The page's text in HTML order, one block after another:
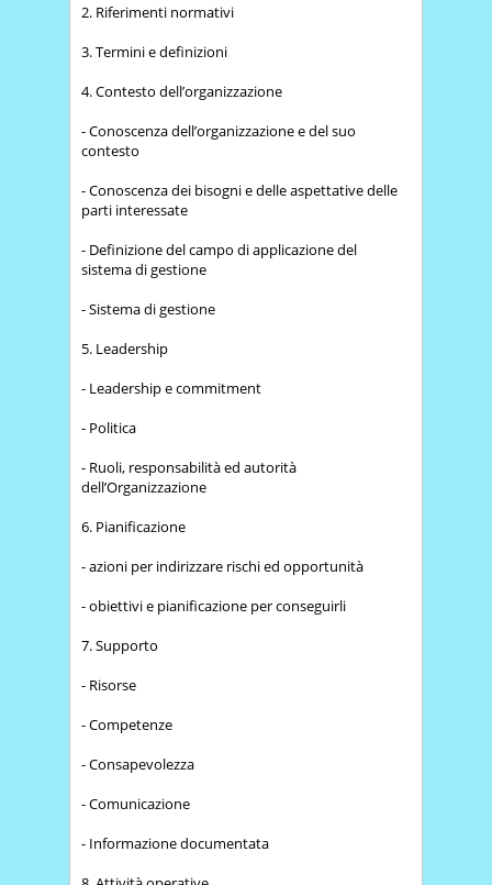
2. Riferimenti normativi
3. Termini e definizioni
4. Contesto dell’organizzazione
- Conoscenza dell’organizzazione e del suo
contesto
- Conoscenza dei bisogni e delle aspettative delle
parti interessate
- Definizione del campo di applicazione del
sistema di gestione
- Sistema di gestione
5. Leadership
- Leadership e commitment
- Politica
- Ruoli, responsabilità ed autorità
dell’Organizzazione
6. Pianificazione
- azioni per indirizzare rischi ed opportunità
- obiettivi e pianificazione per conseguirli
7. Supporto
- Risorse
- Competenze
- Consapevolezza
- Comunicazione
- Informazione documentata